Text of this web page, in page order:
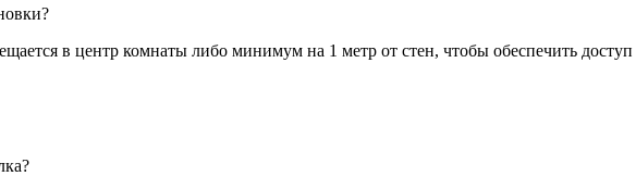
в центр комнаты либо минимум на 1 метр от стен, чтобы обеспечить